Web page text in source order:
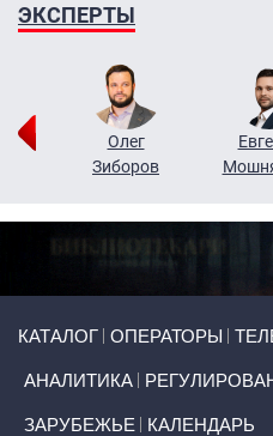
ЭКСПЕРТЫ
Олег
Зиборов
КАТАЛОГ ОПЕРАТОРЫ
АНАЛИТИКА
ЗАРУБЕЖЬЕ КАЛЕНДАРЬ